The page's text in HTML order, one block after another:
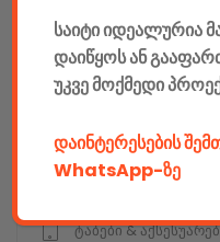
კომპიუტერები &
ტელეფონები &
კამერები &
ნოუთბუქები &
ტაბები &
საიტი იდეალურია
დაიწყოს ან
უკვე მოქმედი
დაინტერესების
WhatsApp-ზე